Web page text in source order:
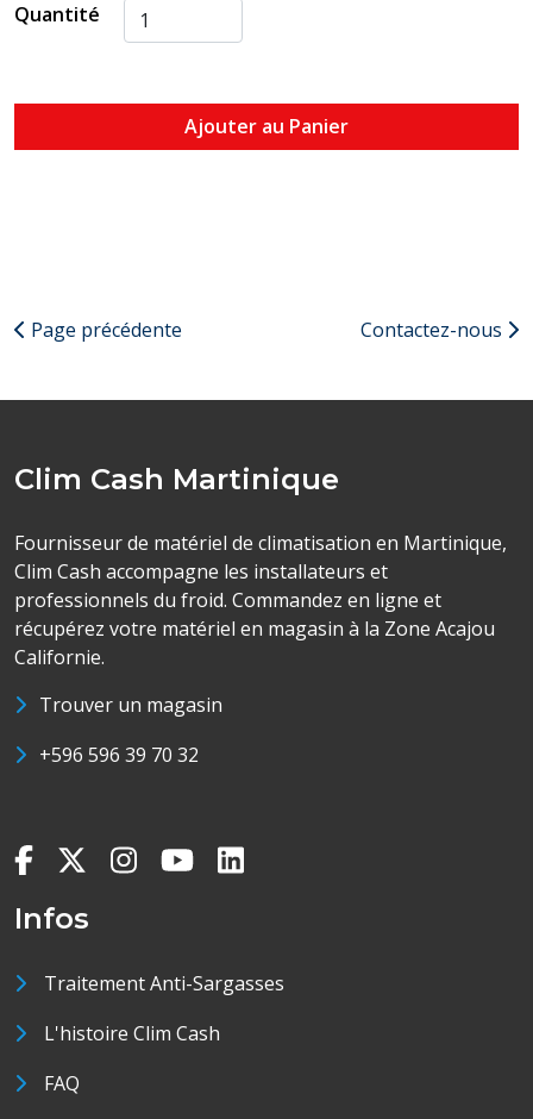
Quantité
Ajouter au Panier
Page précédente Contactez-nous
Clim Cash Martinique
Fournisseur de matériel de climatisation en Martinique,
Clim Cash accompagne les installateurs et
professionnels du froid. Commandez en ligne et
récupérez votre matériel en magasin à la Zone Acajou
Californie.
Trouver un magasin
+596 596 39 70 32
Infos
Traitement Anti-Sargasses
L'histoire Clim Cash
FAQ